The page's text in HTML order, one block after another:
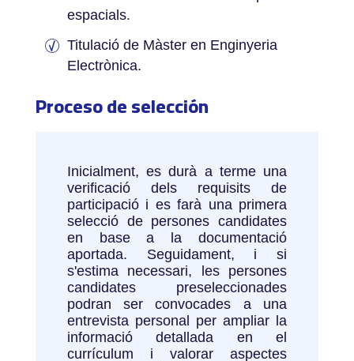
espacials.
Titulació de Màster en Enginyeria
Electrònica.
Proceso de selección
Inicialment, es durà a terme una
verificació dels requisits de
participació i es farà una primera
selecció de persones candidates
en base a la documentació
aportada. Seguidament, i si
s'estima necessari, les persones
candidates preseleccionades
podran ser convocades a una
entrevista personal per ampliar la
informació detallada en el
currículum i valorar aspectes